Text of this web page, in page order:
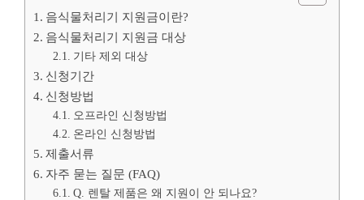
음식물처리기 지원금이란?
음식물처리기 지원금 대상
기타 제외 대상
신청기간
신청방법
오프라인 신청방법
온라인 신청방법
제출서류
자주 묻는 질문 (FAQ)
Q. 렌탈 제품은 왜 지원이 안 되나요?